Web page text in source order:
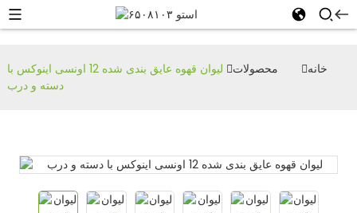
خانه محصولات
لیوان قهوه عایق بندی شده 12 اونسی اینوکس با
دسته و درب